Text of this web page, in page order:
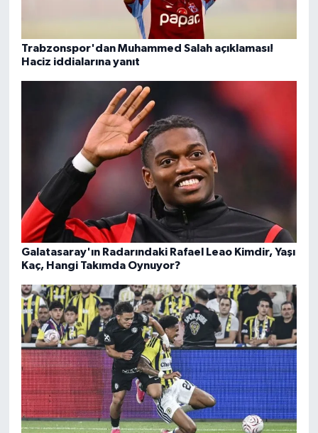
Trabzonspor'dan Muhammed Salah açıklaması!
Haciz iddialarına yanıt
Galatasaray'ın Radarındaki Rafael Leao Kimdir, Yaşı
Kaç, Hangi Takımda Oynuyor?